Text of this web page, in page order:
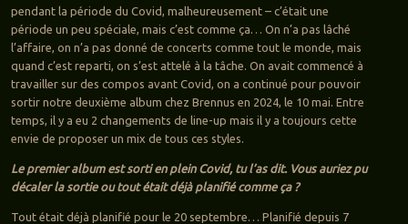
pendant la période du Covid, malheureusement – c’était une
période un peu spéciale, mais c’est comme ça… On n’a pas lâché
l’affaire, on n’a pas donné de concerts comme tout le monde, mais
quand c’est reparti, on s’est attelé à la tâche. On avait commencé à
travailler sur des compos avant Covid, on a continué pour pouvoir
sortir notre deuxième album chez Brennus en 2024, le 10 mai. Entre
temps, il y a eu 2 changements de line-up mais il y a toujours cette
envie de proposer un mix de tous ces styles.
Le premier album est sorti en plein Covid, tu l’as dit. Vous auriez pu
décaler la sortie ou tout était déjà planifié comme ça ?
Tout était déjà planifié pour le 20 septembre… Planifié depuis 7